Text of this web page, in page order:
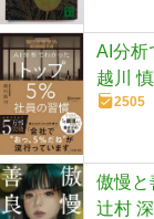
AI分析
越川
2505
傲慢と
辻村 深